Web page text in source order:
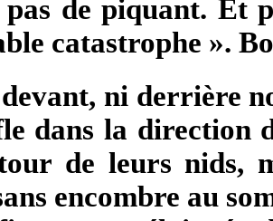
de piquant. Et
catastrophe ».
ni derrière
dans la direction
de leurs nids,
encombre au